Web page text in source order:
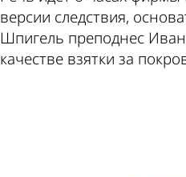
версии следствия,
Шпигель преподнес
качестве взятки за